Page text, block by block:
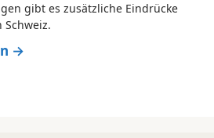
gibt es zusätzliche Eindrücke
Schweiz.
→